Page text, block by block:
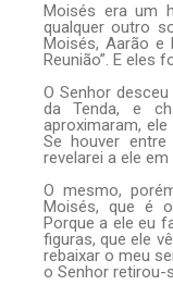
Moisés era um
qualquer outro
Moisés, Aarão e
Reunião”. E eles
O Senhor
da Tenda, e
aproximaram,
Se houver
revelarei a ele
O mesmo,
Moisés, que é
Porque a ele eu
figuras, que ele
rebaixar o meu
o Senhor retirou-